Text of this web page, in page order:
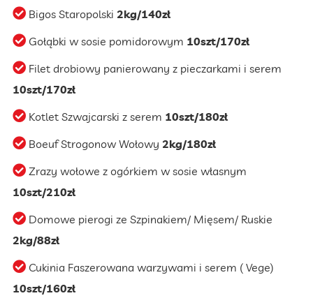
Bigos Staropolski2kg/140zł
Gołąbki w sosie pomidorowym 10szt/170zł
Filet drobiowy panierowany z pieczarkami i serem
10szt/170zł
Kotlet Szwajcarski z serem 10szt/180zł
Boeuf Strogonow Wołowy2kg/180zł
Zrazy wołowe z ogórkiem w sosie własnym
10szt/210zł
Domowe pierogi ze Szpinakiem/ Mięsem/ Ruskie
2kg/88zł
Cukinia Faszerowana warzywami i serem ( Vege)
10szt/160zł